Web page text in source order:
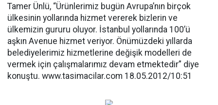
Tamer Ünlü, “Ürünlerimiz bugün Avrupa’nın birçok
ülkesinin yollarında hizmet vererek bizlerin ve
ülkemizin gururu oluyor. İstanbul yollarında 100’ü
aşkın Avenue hizmet veriyor. Önümüzdeki yıllarda
belediyelerimiz hizmetlerine değişik modelleri de
vermek için çalışmalarımız devam etmektedir” diye
konuştu. www.tasimacilar.com 18.05.2012/10:51